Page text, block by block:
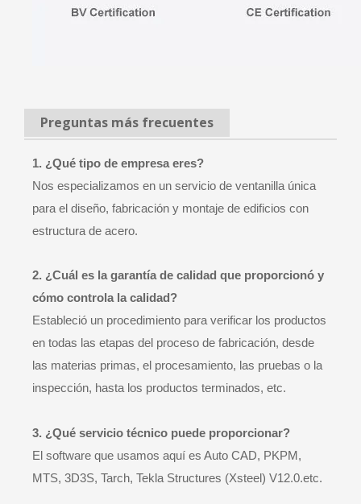
Preguntas más frecuentes
1. ¿Qué tipo de empresa eres?
Nos especializamos en un servicio de ventanilla única
para el diseño, fabricación y montaje de edificios con
estructura de acero.
2. ¿Cuál es la garantía de calidad que proporcionó y
cómo controla la calidad?
Estableció un procedimiento para verificar los productos
en todas las etapas del proceso de fabricación, desde
las materias primas, el procesamiento, las pruebas o la
inspección, hasta los productos terminados, etc.
3. ¿Qué servicio técnico puede proporcionar?
El software que usamos aquí es Auto CAD, PKPM,
MTS, 3D3S, Tarch, Tekla Structures (Xsteel) V12.0.etc.